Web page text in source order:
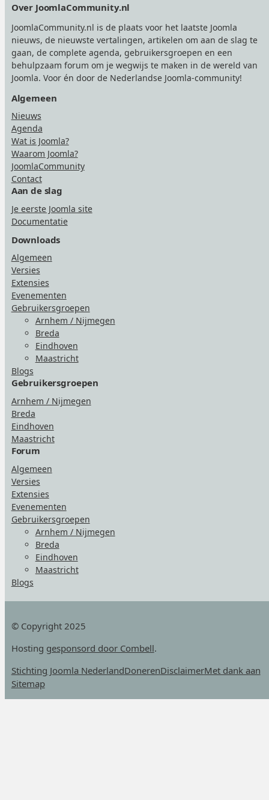
Over JoomlaCommunity.nl
JoomlaCommunity.nl is de plaats voor het laatste Joomla
nieuws, de nieuwste vertalingen, artikelen om aan de slag te
gaan, de complete agenda, gebruikersgroepen en een
behulpzaam forum om je wegwijs te maken in de wereld van
Joomla. Voor én door de Nederlandse Joomla-community!
Algemeen
Nieuws
Agenda
Wat is Joomla?
Waarom Joomla?
JoomlaCommunity
Contact
Aan de slag
Je eerste Joomla site
Documentatie
Downloads
Algemeen
Versies
Extensies
Evenementen
Gebruikersgroepen
Arnhem / Nijmegen
Breda
Eindhoven
Maastricht
Blogs
Gebruikersgroepen
Arnhem / Nijmegen
Breda
Eindhoven
Maastricht
Forum
Algemeen
Versies
Extensies
Evenementen
Gebruikersgroepen
Arnhem / Nijmegen
Breda
Eindhoven
Maastricht
Blogs
© Copyright 2025
Hosting gesponsord door Combell.
Stichting Joomla NederlandDonerenDisclaimerMet dank aan
Sitemap